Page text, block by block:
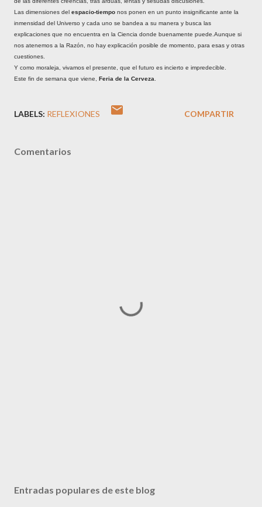
Las dimensiones del espacio-tiempo nos ponen en un punto insignificante ante la
inmensidad del Universo y cada uno se bandea a su manera y busca las
explicaciones que no encuentra en la Ciencia donde buenamente puede.Aunque si
nos atenemos a la Razón, no hay explicación posible de momento, para esas y otras
cuestiones.
Y como moraleja, vivamos el presente, que el futuro es incierto e impredecible.
Este fin de semana que viene, Feria de la Cerveza
LABELS: REFLEXIONES COMPARTIR
Comentarios
Entradas populares de este blog